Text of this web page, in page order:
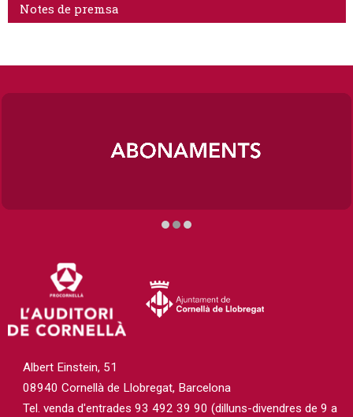
Notes de premsa
Albert Einstein, 51
08940 Cornellà de Llobregat, Barcelona
Tel. venda d'entrades 93 492 39 90 (dilluns-divendres de 9 a